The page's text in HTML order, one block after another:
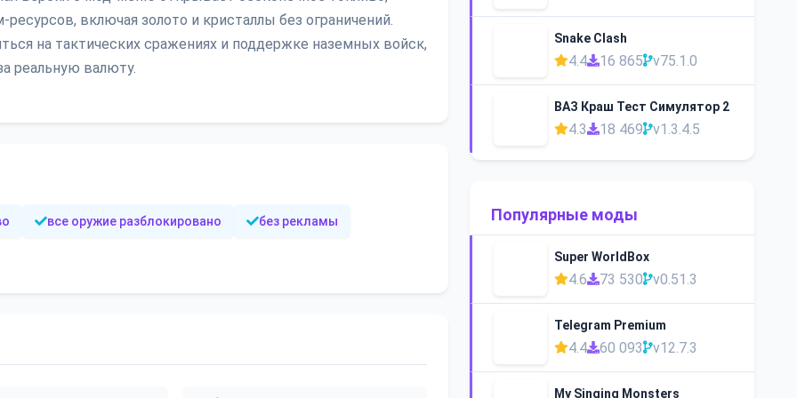
включая золото и кристаллы без ограничений.
на тактических сражениях и поддержке наземных войск,
реальную валюту.
все оружие разблокировано без рекламы
Snake Clash
4.4 16 865 v75.1.0
ВАЗ Краш Тест Симулятор 2
4.3 18 469 v1.3.4.5
Популярные моды
Super WorldBox
4.6 73 530 v0.51.3
Telegram Premium
4.4 60 093 v12.7.3
My Singing Monsters